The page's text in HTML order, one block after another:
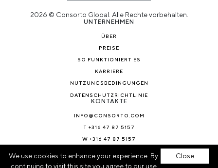
2026 © Consorto Global. Alle Rechte vorbehalten.
UNTERNEHMEN
ÜBER
PREISE
SO FUNKTIONIERT ES
KARRIERE
NUTZUNGSBEDINGUNGEN
DATENSCHUTZRICHTLINIE
KONTAKTE
INFO@CONSORTO.COM
T +316 47 87 5157
W +316 47 87 5157
Close
We use cookies to enhance your experience. By
continuing to visit this site you agree to our use